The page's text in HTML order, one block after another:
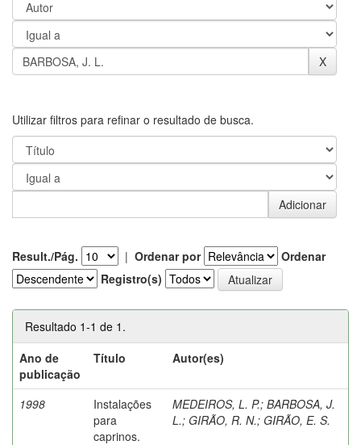
Utilizar filtros para refinar o resultado de busca.
Result./Pág. | Ordenar por
Ordenar
Registro(s)
Resultado 1-1 de 1.
Ano de
publicação
Título Autor(es)
1998
Instalações
para
caprinos.
MEDEIROS, L. P.; BARBOSA, J.
L.; GIRÃO, R. N.; GIRÃO, E. S.